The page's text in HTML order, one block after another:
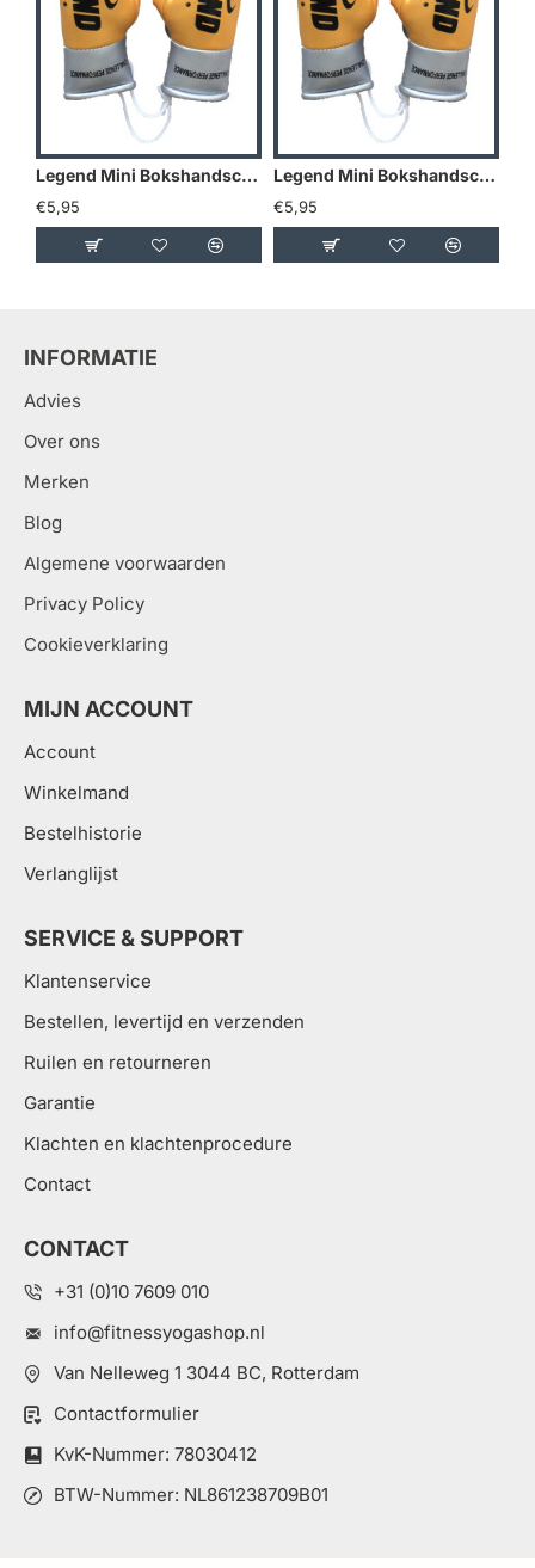
Legend Mini Bokshandschoenen - Goud/Geel
€5,95
Legend Mini Bokshandschoenen - Holland
€5,95
INFORMATIE
Advies
Over ons
Merken
Blog
Algemene voorwaarden
Privacy Policy
Cookieverklaring
MIJN ACCOUNT
Account
Winkelmand
Bestelhistorie
Verlanglijst
SERVICE & SUPPORT
Klantenservice
Bestellen, levertijd en verzenden
Ruilen en retourneren
Garantie
Klachten en klachtenprocedure
Contact
CONTACT
+31 (0)10 7609 010
info@fitnessyogashop.nl
Van Nelleweg 1 3044 BC, Rotterdam
Contactformulier
KvK-Nummer: 78030412
BTW-Nummer: NL861238709B01